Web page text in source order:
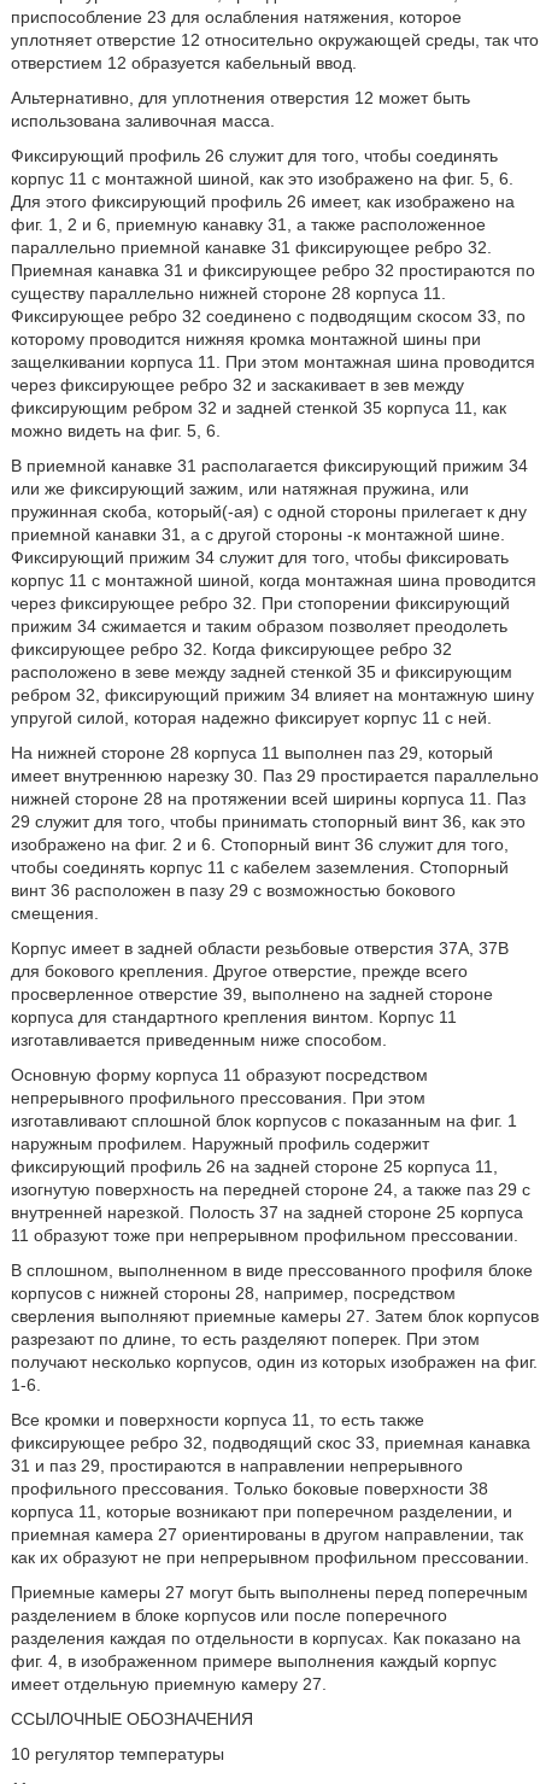
приспособление 23 для ослабления натяжения, которое
уплотняет отверстие 12 относительно окружающей среды, так что
отверстием 12 образуется кабельный ввод.
Альтернативно, для уплотнения отверстия 12 может быть
использована заливочная масса.
Фиксирующий профиль 26 служит для того, чтобы соединять
корпус 11 с монтажной шиной, как это изображено на фиг. 5, 6.
Для этого фиксирующий профиль 26 имеет, как изображено на
фиг. 1, 2 и 6, приемную канавку 31, а также расположенное
параллельно приемной канавке 31 фиксирующее ребро 32.
Приемная канавка 31 и фиксирующее ребро 32 простираются по
существу параллельно нижней стороне 28 корпуса 11.
Фиксирующее ребро 32 соединено с подводящим скосом 33, по
которому проводится нижняя кромка монтажной шины при
защелкивании корпуса 11. При этом монтажная шина проводится
через фиксирующее ребро 32 и заскакивает в зев между
фиксирующим ребром 32 и задней стенкой 35 корпуса 11, как
можно видеть на фиг. 5, 6.
В приемной канавке 31 располагается фиксирующий прижим 34
или же фиксирующий зажим, или натяжная пружина, или
пружинная скоба, который(-ая) с одной стороны прилегает к дну
приемной канавки 31, а с другой стороны -к монтажной шине.
Фиксирующий прижим 34 служит для того, чтобы фиксировать
корпус 11 с монтажной шиной, когда монтажная шина проводится
через фиксирующее ребро 32. При стопорении фиксирующий
прижим 34 сжимается и таким образом позволяет преодолеть
фиксирующее ребро 32. Когда фиксирующее ребро 32
расположено в зеве между задней стенкой 35 и фиксирующим
ребром 32, фиксирующий прижим 34 влияет на монтажную шину
упругой силой, которая надежно фиксирует корпус 11 с ней.
На нижней стороне 28 корпуса 11 выполнен паз 29, который
имеет внутреннюю нарезку 30. Паз 29 простирается параллельно
нижней стороне 28 на протяжении всей ширины корпуса 11. Паз
29 служит для того, чтобы принимать стопорный винт 36, как это
изображено на фиг. 2 и 6. Стопорный винт 36 служит для того,
чтобы соединять корпус 11 с кабелем заземления. Стопорный
винт 36 расположен в пазу 29 с возможностью бокового
смещения.
Корпус имеет в задней области резьбовые отверстия 37А, 37В
для бокового крепления. Другое отверстие, прежде всего
просверленное отверстие 39, выполнено на задней стороне
корпуса для стандартного крепления винтом. Корпус 11
изготавливается приведенным ниже способом.
Основную форму корпуса 11 образуют посредством
непрерывного профильного прессования. При этом
изготавливают сплошной блок корпусов с показанным на фиг. 1
наружным профилем. Наружный профиль содержит
фиксирующий профиль 26 на задней стороне 25 корпуса 11,
изогнутую поверхность на передней стороне 24, а также паз 29 с
внутренней нарезкой. Полость 37 на задней стороне 25 корпуса
11 образуют тоже при непрерывном профильном прессовании.
В сплошном, выполненном в виде прессованного профиля блоке
корпусов с нижней стороны 28, например, посредством
сверления выполняют приемные камеры 27. Затем блок корпусов
разрезают по длине, то есть разделяют поперек. При этом
получают несколько корпусов, один из которых изображен на фиг.
1-6.
Все кромки и поверхности корпуса 11, то есть также
фиксирующее ребро 32, подводящий скос 33, приемная канавка
31 и паз 29, простираются в направлении непрерывного
профильного прессования. Только боковые поверхности 38
корпуса 11, которые возникают при поперечном разделении, и
приемная камера 27 ориентированы в другом направлении, так
как их образуют не при непрерывном профильном прессовании.
Приемные камеры 27 могут быть выполнены перед поперечным
разделением в блоке корпусов или после поперечного
разделения каждая по отдельности в корпусах. Как показано на
фиг. 4, в изображенном примере выполнения каждый корпус
имеет отдельную приемную камеру 27.
ССЫЛОЧНЫЕ ОБОЗНАЧЕНИЯ
10 регулятор температуры